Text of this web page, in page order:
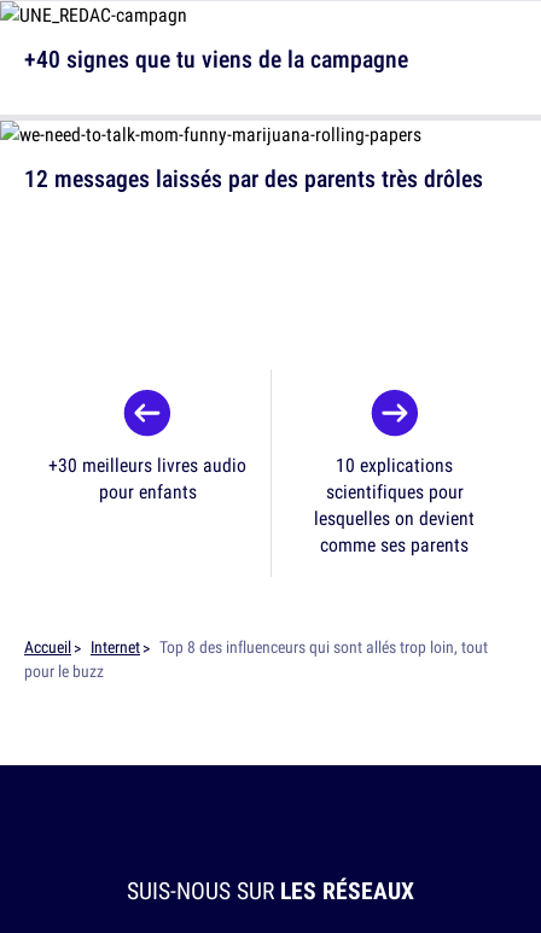
12 messages laissés par des parents très drôles
+40 signes que tu viens de la campagne
+30 meilleurs livres audio
pour enfants
10 explications
scientifiques pour
lesquelles on devient
comme ses parents
Accueil Internet
Top 8 des influenceurs qui sont allés trop loin, tout
pour le buzz
SUIS-NOUS SUR LES RÉSEAUX